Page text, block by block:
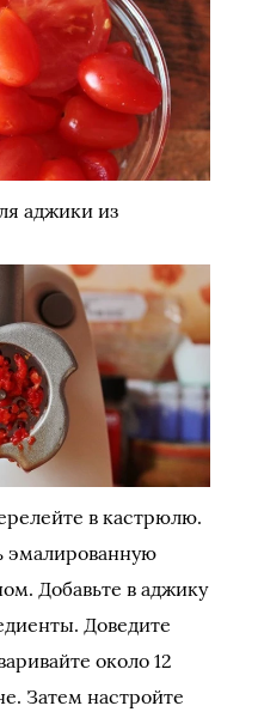
аджики из
в кастрюлю.
эмалированную
Добавьте в аджику
Доведите
около 12
Затем настройте